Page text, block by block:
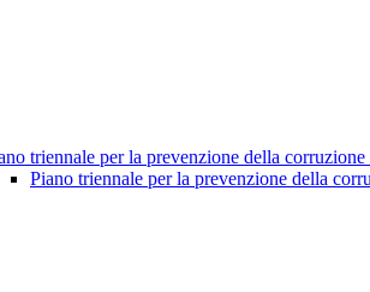
triennale per la prevenzione della corruzione
Piano triennale per la prevenzione della